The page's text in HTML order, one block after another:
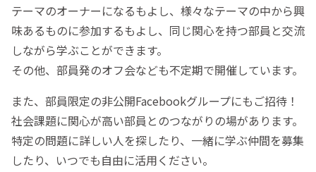
テーマのオーナーになるもよし、様々なテーマの中から興
味あるものに参加するもよし、同じ関心を持つ部員と交流
しながら学ぶことができます。
その他、部員発のオフ会なども不定期で開催しています。
また、部員限定の非公開Facebookグループにもご招待！
社会課題に関心が高い部員とのつながりの場があります。
特定の問題に詳しい人を探したり、一緒に学ぶ仲間を募集
したり、いつでも自由に活用ください。